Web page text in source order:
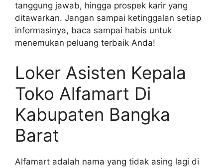
tanggung jawab, hingga prospek karir yang
ditawarkan. Jangan sampai ketinggalan setiap
informasinya, baca sampai habis untuk
menemukan peluang terbaik Anda!
Loker Asisten Kepala
Toko Alfamart Di
Kabupaten Bangka
Barat
Alfamart adalah nama yang tidak asing lagi di